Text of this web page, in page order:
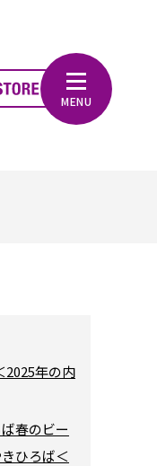
2025年の内
春のビー
ひろば＜